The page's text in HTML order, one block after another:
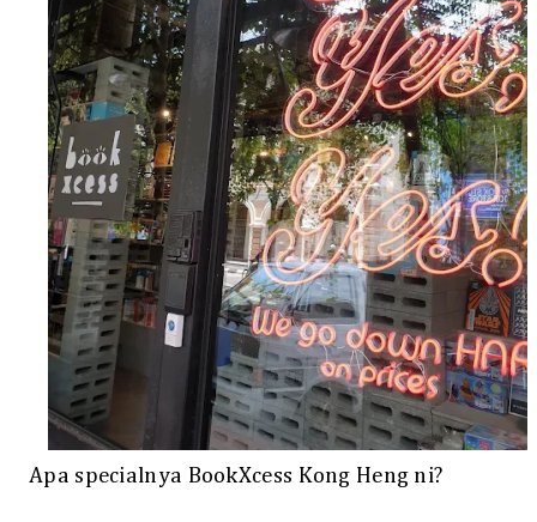
Apa specialnya BookXcess Kong Heng ni?